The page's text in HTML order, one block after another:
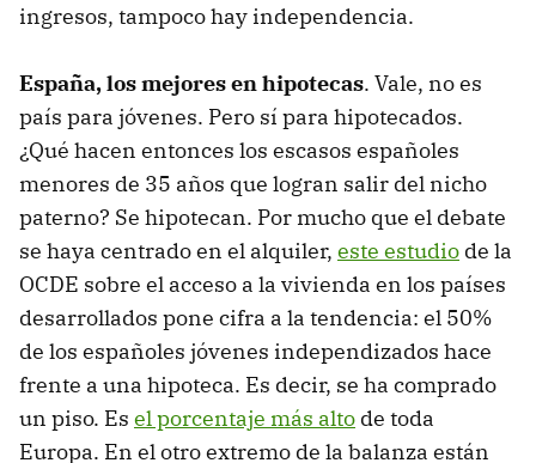
ingresos, tampoco hay independencia.
España, los mejores en hipotecas. Vale, no es
país para jóvenes. Pero sí para hipotecados.
¿Qué hacen entonces los escasos españoles
menores de 35 años que logran salir del nicho
paterno? Se hipotecan. Por mucho que el debate
se haya centrado en el alquiler, este estudio de la
OCDE sobre el acceso a la vivienda en los países
desarrollados pone cifra a la tendencia: el 50%
de los españoles jóvenes independizados hace
frente a una hipoteca. Es decir, se ha comprado
un piso. Es el porcentaje más alto de toda
Europa. En el otro extremo de la balanza están